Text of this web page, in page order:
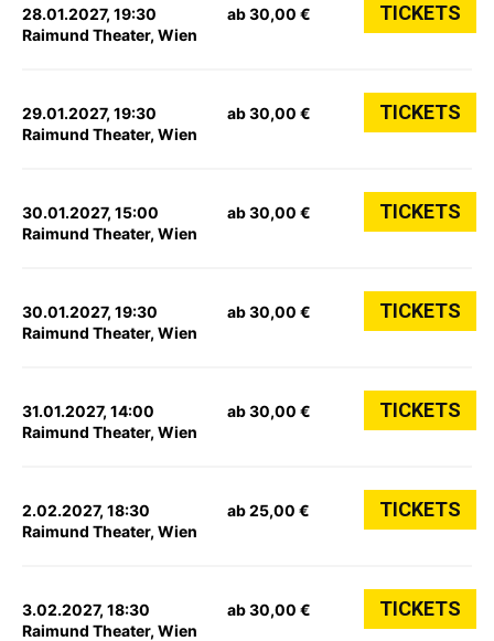
28.01.2027, 19:30
Raimund Theater, Wien
ab 30,00 € TICKETS
29.01.2027, 19:30
Raimund Theater, Wien
ab 30,00 € TICKETS
30.01.2027, 15:00
Raimund Theater, Wien
ab 30,00 € TICKETS
30.01.2027, 19:30
Raimund Theater, Wien
ab 30,00 € TICKETS
31.01.2027, 14:00
Raimund Theater, Wien
ab 30,00 € TICKETS
2.02.2027, 18:30
Raimund Theater, Wien
ab 25,00 € TICKETS
3.02.2027, 18:30
Raimund Theater, Wien
ab 30,00 € TICKETS